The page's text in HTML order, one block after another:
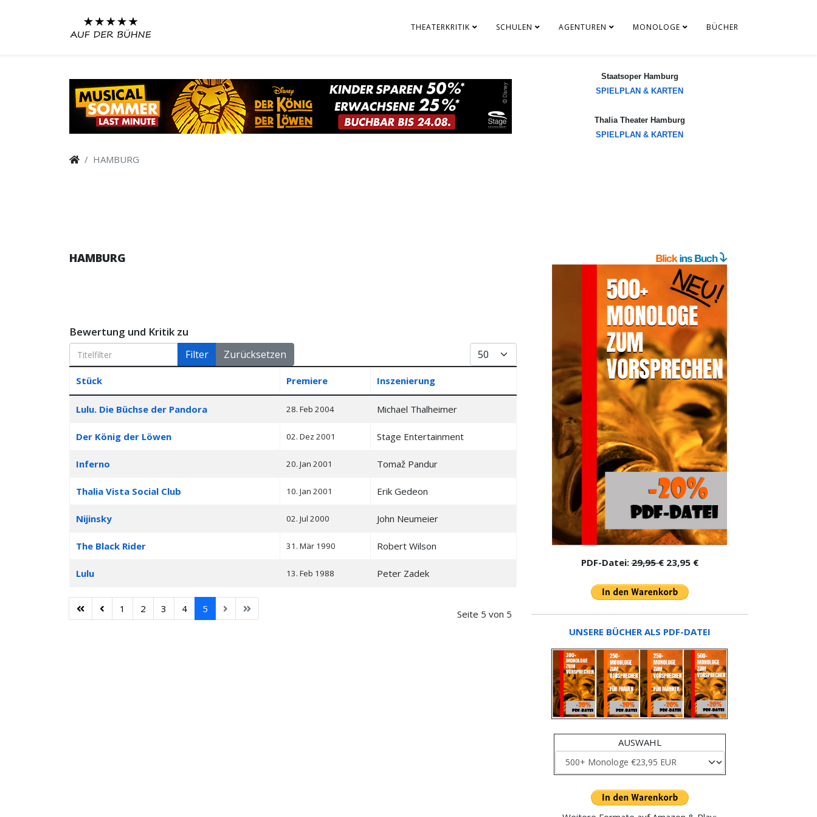
THEATERKRITIK SCHULEN AGENTUREN MONOLOGE BÜCHER
Staatsoper Hamburg
SPIELPLAN & KARTEN
Thalia Theater Hamburg
SPIELPLAN & KARTEN
HAMBURG
HAMBURG
Bewertung und Kritik zu
Titelfilter Filter Zurücksetzen Anzeige #
Stück Premiere Inszenierung
Lulu. Die Büchse der Pandora 28. Feb 2004 Michael Thalheimer
Der König der Löwen 02. Dez 2001 Stage Entertainment
Inferno 20. Jan 2001 Tomaž Pandur
Thalia Vista Social Club 10. Jan 2001 Erik Gedeon
Nijinsky 02. Jul 2000 John Neumeier
The Black Rider 31. Mär 1990 Robert Wilson
Lulu 13. Feb 1988 Peter Zadek
Seite 5 von 5
1 2 3 4 5
PDF-Datei:29,95 €23,95 €
UNSERE BÜCHER ALS PDF-DATEI
AUSWAHL